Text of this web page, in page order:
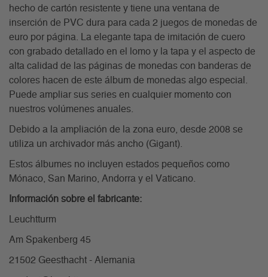
hecho de cartón resistente y tiene una ventana de
inserción de PVC dura para cada 2 juegos de monedas de
euro por página. La elegante tapa de imitación de cuero
con grabado detallado en el lomo y la tapa y el aspecto de
alta calidad de las páginas de monedas con banderas de
colores hacen de este álbum de monedas algo especial.
Puede ampliar sus series en cualquier momento con
nuestros volúmenes anuales.
Debido a la ampliación de la zona euro, desde 2008 se
utiliza un archivador más ancho (Gigant).
Estos álbumes no incluyen estados pequeños como
Mónaco, San Marino, Andorra y el Vaticano.
Información sobre el fabricante:
Leuchtturm
Am Spakenberg 45
21502 Geesthacht - Alemania